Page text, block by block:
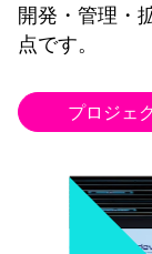
開発・管理・
点です。
プロジェ